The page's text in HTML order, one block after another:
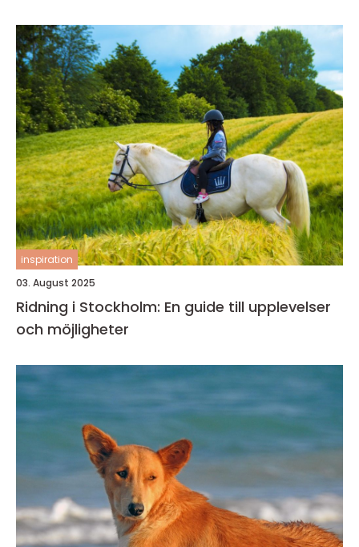
inspiration
03. August 2025
Ridning i Stockholm: En guide till upplevelser
och möjligheter